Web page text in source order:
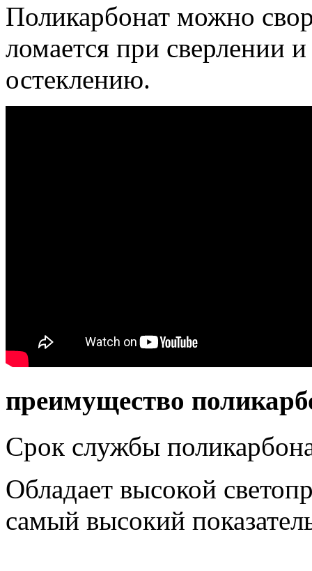
Поликарбонат можно
ломается при сверлении
остеклению.
преимущество
Срок службы
Обладает высокой
самый высокий